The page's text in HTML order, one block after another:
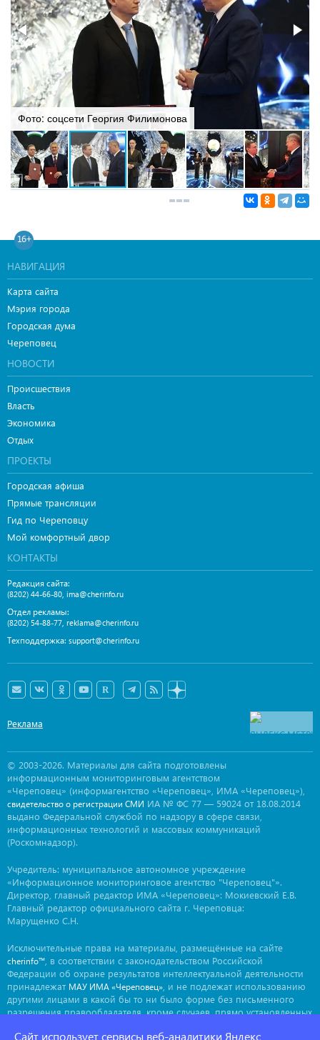
Фото: соцсети Георгия Филимонова
16+
НАВИГАЦИЯ
Карта сайта
Мэрия города
Городская дума
Череповец
НОВОСТИ
Происшествия
Власть
Экономика
Отдых
ПРОЕКТЫ
Городская афиша
Прямые трансляции
Гид по Череповцу
Мой комфортный двор
КОНТАКТЫ
Редакция сайта:
(8202) 44-66-80, ima@cherinfo.ru
Отдел рекламы:
(8202) 54-88-77, reklama@cherinfo.ru
Техподдержка: support@cherinfo.ru
Реклама
© 2003-2026. Материалы для сайта подготовлены
информационным мониторинговым агентством
«Череповец» (информагентство «Череповец», ИМА «Череповец»),
свидетельство о регистрации СМИ ИА № ФС 77 — 59024 от 18.08.2014
выдано Федеральной службой по надзору в сфере связи,
информационных технологий и массовых коммуникаций
(Роскомнадзор).
Учредитель: муниципальное автономное учреждение
«Информационное мониторинговое агентство "Череповец"».
Директор, главный редактор ИМА «Череповец»: Мокиевский Е.В.
Главный редактор официального сайта г. Череповца:
Марущенко С.Н.
Исключительные права на материалы, размещённые на сайте
cherinfo™ , в соответствии с законодательством Российской
Федерации об охране результатов интеллектуальной деятельности
принадлежат МАУ ИМА «Череповец» , и не подлежат использованию
другими лицами в какой бы то ни было форме без письменного
разрешения правообладателя, кроме случаев, прямо установленных
. Мнение авторов может не совпадать с мнением
Сайт использует сервисы веб-аналитики Яндекс